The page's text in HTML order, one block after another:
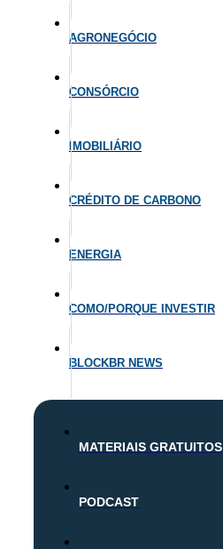
AGRONEGÓCIO
CONSÓRCIO
IMOBILIÁRIO
CRÉDITO DE CARBONO
ENERGIA
COMO/PORQUE INVESTIR
BLOCKBR NEWS
MATERIAIS GRATUITOS
PODCAST